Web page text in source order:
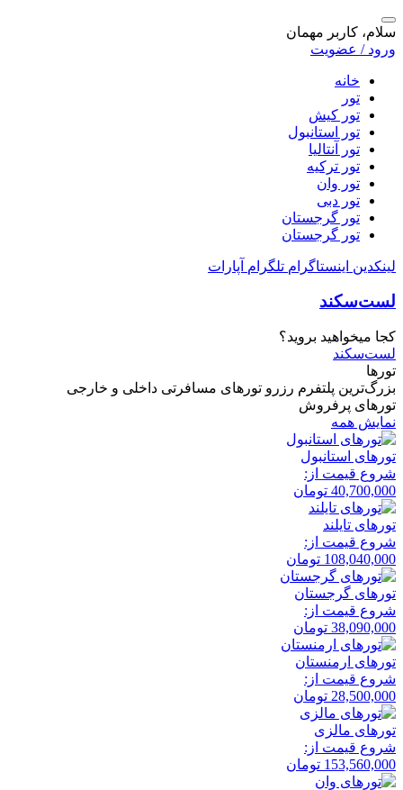
سلام، کاربر مهمان
ورود / عضویت
خانه
تور
تور کیش
تور استانبول
تور آنتالیا
تور ترکیه
تور وان
تور دبی
تور گرجستان
تور گرجستان
لینکدین اینستاگرام تلگرام آپارات
لست‌سکند
کجا میخواهید بروید؟
لست‌سکند
تورها
بزرگ‌ترین پلتفرم رزرو تورهای مسافرتی داخلی و خارجی
تورهای پرفروش
نمایش همه
تور‌های استانبول
شروع قیمت از:
40,700,000 تومان
تور‌های تایلند
شروع قیمت از:
108,040,000 تومان
تور‌های گرجستان
شروع قیمت از:
38,090,000 تومان
تور‌های ارمنستان
شروع قیمت از:
28,500,000 تومان
تور‌های مالزی
شروع قیمت از:
153,560,000 تومان